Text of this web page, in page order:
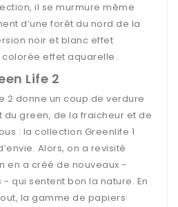
il se murmure même
d’une forêt du nord de la
noir et blanc effet
effet aquarelle.
Life 2
2 donne un coup de verdure
du green, de la fraicheur et de
: la collection Greenlife 1
Alors, on a revisité
en a créé de nouveaux -
qui sentent bon la nature. En
la gamme de papiers